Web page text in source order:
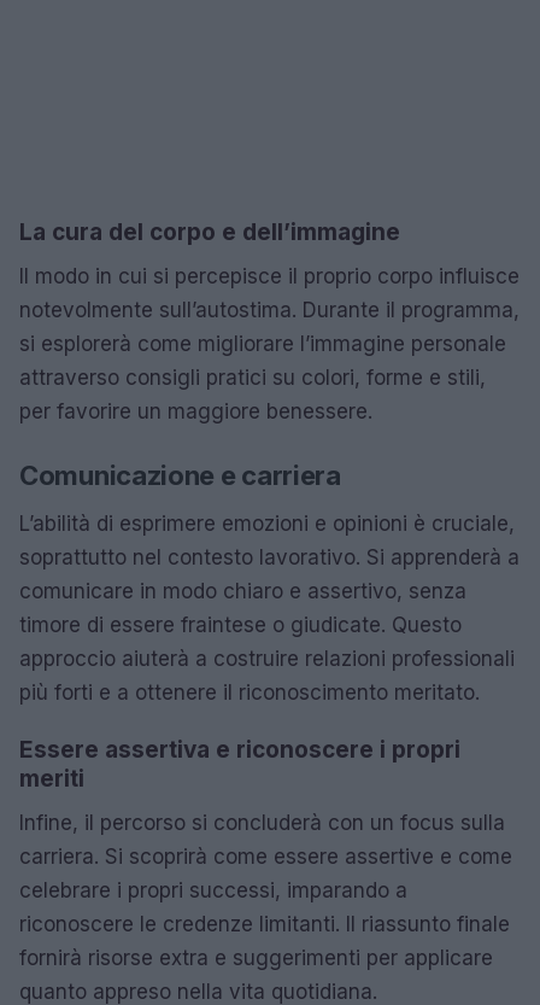
La cura del corpo e dell’immagine
Il modo in cui si percepisce il proprio corpo influisce
notevolmente sull’autostima. Durante il programma,
si esplorerà come migliorare l’immagine personale
attraverso consigli pratici su colori, forme e stili,
per favorire un maggiore benessere.
Comunicazione e carriera
L’abilità di esprimere emozioni e opinioni è cruciale,
soprattutto nel contesto lavorativo. Si apprenderà a
comunicare in modo chiaro e assertivo, senza
timore di essere fraintese o giudicate. Questo
approccio aiuterà a costruire relazioni professionali
più forti e a ottenere il riconoscimento meritato.
Essere assertiva e riconoscere i propri
meriti
Infine, il percorso si concluderà con un focus sulla
carriera. Si scoprirà come essere assertive e come
celebrare i propri successi, imparando a
riconoscere le credenze limitanti. Il riassunto finale
fornirà risorse extra e suggerimenti per applicare
quanto appreso nella vita quotidiana.